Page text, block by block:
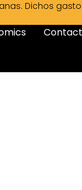
Dichos